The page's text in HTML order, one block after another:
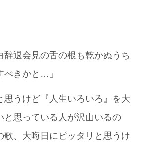
辞退会見の舌の根も乾かぬうち
べきかと…」
思うけど『人生いろいろ』を大
と思っている人が沢山いるの
歌、大晦日にピッタリと思うけ